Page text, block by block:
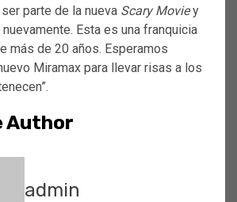
parte de la nueva Scary Moviey
Esta es una franquicia
más de 20 años. Esperamos
Miramax para llevar risas a los
Author
admin